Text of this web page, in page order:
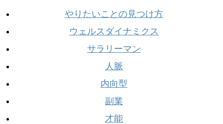
やりたいことの見つけ方
ウェルスダイナミクス
サラリーマン
人脈
内向型
副業
才能